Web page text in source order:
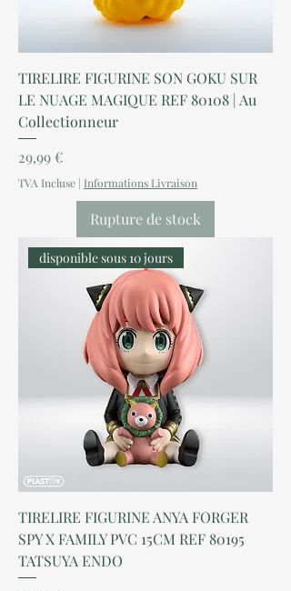
TIRELIRE FIGURINE SON GOKU SUR
LE NUAGE MAGIQUE REF 80108 | Au
Collectionneur
Prix
29,99 €
TVA Incluse | Informations Livraison
Rupture de stock
disponible sous 10 jours
TIRELIRE FIGURINE ANYA FORGER
SPY X FAMILY PVC 15CM REF 80195
TATSUYA ENDO